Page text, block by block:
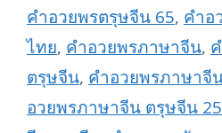
คำอวยพรตรุษจีน 65, คำอ
ไทย, คำอวยพรภาษาจีน,
ตรุษจีน, คำอวยพรภาษาจี
อวยพรภาษาจีน ตรุษจีน